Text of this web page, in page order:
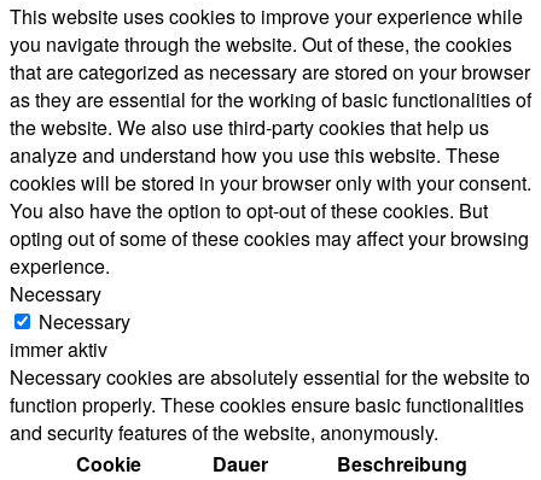
This website uses cookies to improve your experience while
you navigate through the website. Out of these, the cookies
that are categorized as necessary are stored on your browser
as they are essential for the working of basic functionalities of
the website. We also use third-party cookies that help us
analyze and understand how you use this website. These
cookies will be stored in your browser only with your consent.
You also have the option to opt-out of these cookies. But
opting out of some of these cookies may affect your browsing
experience.
Necessary
Necessary
immer aktiv
Necessary cookies are absolutely essential for the website to
function properly. These cookies ensure basic functionalities
and security features of the website, anonymously.
Cookie
Dauer Beschreibung